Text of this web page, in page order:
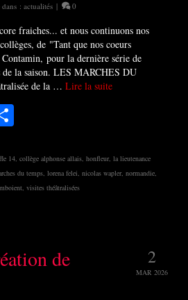
dans : actualités | 0
fraiches... et nous continuons nos
de "Tant que nos coeurs
pour la dernière série de
de la saison. LES MARCHES DU
de la … Lire la suite
14, collège alphonse allais, honfleur, la lieutenance
du temps, lorena felei, nicolas wapler, normandie,
, visites théâtralisées
2
MAR 2026
de